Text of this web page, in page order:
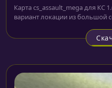
Карта cs_assault_mega для КС
вариант локации из большой